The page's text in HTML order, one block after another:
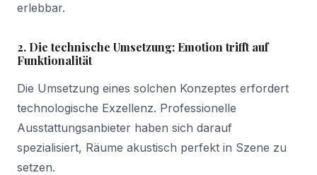
erlebbar.
2. Die technische Umsetzung: Emotion trifft auf
Funktionalität
Die Umsetzung eines solchen Konzeptes erfordert
technologische Exzellenz. Professionelle
Ausstattungsanbieter haben sich darauf
spezialisiert, Räume akustisch perfekt in Szene zu
setzen.